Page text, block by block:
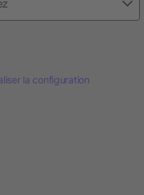
la configuration